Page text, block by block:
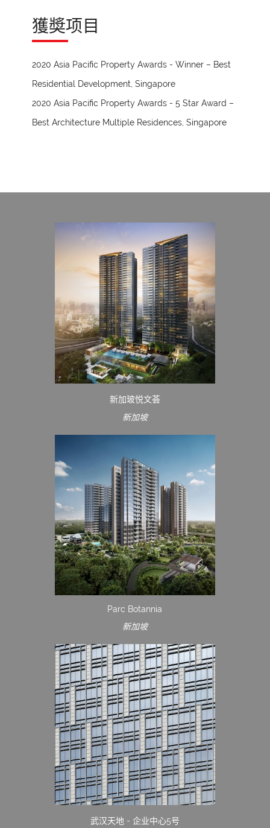
獲奬项目
2020 Asia Pacific Property Awards - Winner – Best
Residential Development, Singapore
2020 Asia Pacific Property Awards - 5 Star Award –
Best Architecture Multiple Residences, Singapore
新加玻悦文荟
新加坡
Parc Botannia
新加坡
武汉天地 - 企业中心5号